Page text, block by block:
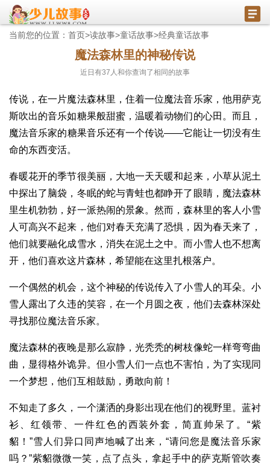
当前您的位置： 首页>读故事>童话故事>经典童话故事
魔法森林里的神秘传说
近日有37 人和你查询了相同的故事
传说，在一片魔法森林里，住着一位魔法音乐家，他用萨克
斯吹出的音乐如糖果般甜蜜，温暖着动物们的心田。而且，
魔法音乐家的糖果音乐还有一个传说——它能让一切没有生
命的东西变活。
春暖花开的季节很美丽，大地一天天暖和起来，小草从泥土
中探出了脑袋，冬眠的蛇与青蛙也都睁开了眼睛，魔法森林
里生机勃勃，好一派热闹的景象。然而，森林里的客人小雪
人可高兴不起来，他们对春天充满了恐惧，因为春天来了，
他们就要融化成雪水，消失在泥土之中。而小雪人也不想离
开，他们喜欢这片森林，希望能在这里扎根落户。
一个偶然的机会，这个神秘的传说传入了小雪人的耳朵。小
雪人露出了久违的笑容，在一个月圆之夜，他们去森林深处
寻找那位魔法音乐家。
魔法森林的夜晚是那么寂静，光秃秃的树枝像蛇一样弯弯曲
曲，显得格外诡异。但小雪人们一点也不害怕，为了实现同
一个梦想，他们互相鼓励，勇敢向前！
不知走了多久，一个潇洒的身影出现在他们的视野里。蓝衬
衫、红领带、一件红色的西装外套，简直帅呆了。“紫
貂！”雪人们异口同声地喊了出来，“请问您是魔法音乐家
吗？”紫貂微微一笑，点了点头，拿起手中的萨克斯管吹奏